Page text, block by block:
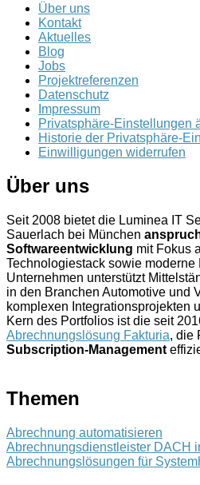
Über uns
Kontakt
Aktuelles
Blog
Jobs
Projektreferenzen
Datenschutz
Impressum
Privatsphäre-Einstellungen
Historie der Privatsphäre-
Einwilligungen widerrufen
Über uns
Seit 2008 bietet die Luminea IT
Sauerlach bei München
Softwareentwicklung mit Fokus
Technologiestack sowie
Unternehmen unterstützt
in den Branchen Automotive und
komplexen Integrationsprojekten
Kern des Portfolios ist die seit
Abrechnungslösung Fakturia, die
Subscription-Management
Themen
Abrechnung automatisieren
Abrechnungsdienstleister DACH
Abrechnungslösungen für